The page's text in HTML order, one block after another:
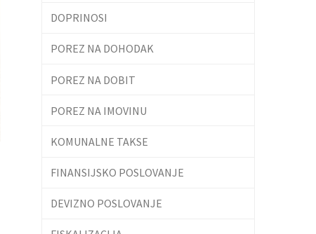
DOPRINOSI
POREZ NA DOHODAK
POREZ NA DOBIT
POREZ NA IMOVINU
KOMUNALNE TAKSE
FINANSIJSKO POSLOVANJE
DEVIZNO POSLOVANJE